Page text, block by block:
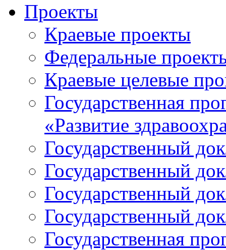
Проекты
Краевые проекты
Федеральные
Краевые целевые
Государственная
«Развитие
Государственный
Государственный
Государственный
Государственный
Государственная